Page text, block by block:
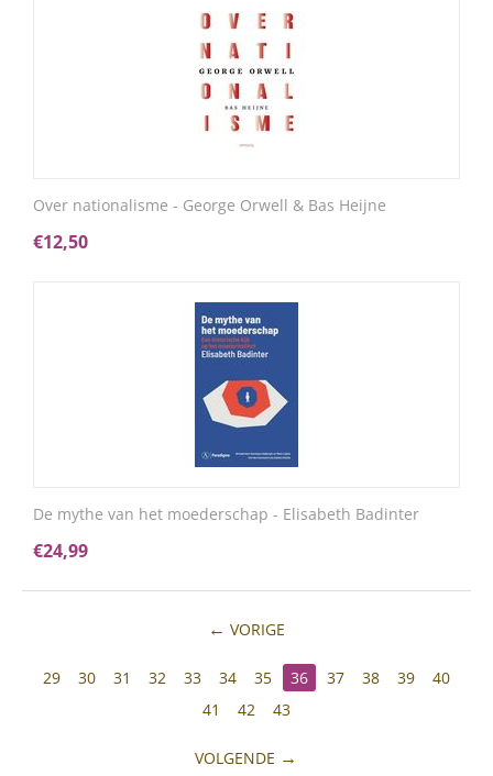
Over nationalisme - George Orwell & Bas Heijne
€12,50
De mythe van het moederschap - Elisabeth Badinter
€24,99
VORIGE
29 30 31 32 33 34 35 36 37 38 39
40
41
42 43
VOLGENDE